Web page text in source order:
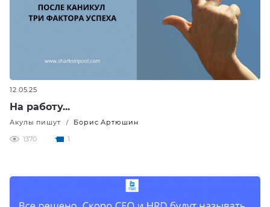
12.05.25
На работу...
Акулы пишут /
Борис Артюшин
1370
1